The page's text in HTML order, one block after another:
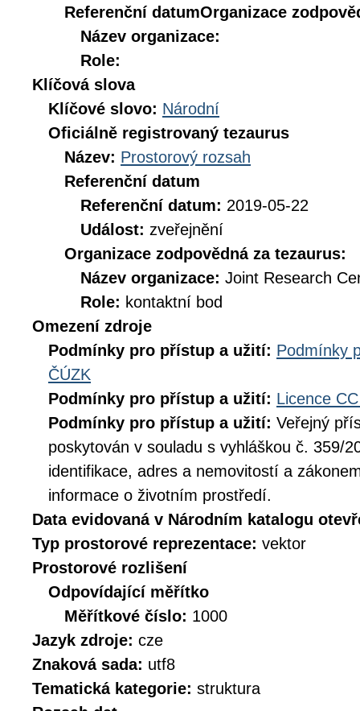
Referenční datumOrganizace
Název organizace:
Role:
Klíčová slova
Klíčové slovo: Národní
Oficiálně registrovaný tezaurus
Název: Prostorový rozsah
Referenční datum
Referenční datum: 2019-05-22
Událost: zveřejnění
Organizace zodpovědná za tezaurus:
Název organizace: Joint Research
Role: kontaktní bod
Omezení zdroje
Podmínky pro přístup a užití: Podmínky
ČÚZK
Podmínky pro přístup a užití: Licence
Podmínky pro přístup a užití: Veřejný
poskytován v souladu s vyhláškou č. 359/
identifikace, adres a nemovitostí a
informace o životním prostředí.
Data evidovaná v Národním katalogu
Typ prostorové reprezentace: vektor
Prostorové rozlišení
Odpovídající měřítko
Měřítkové číslo: 1000
Jazyk zdroje: cze
Znaková sada: utf8
Tematická kategorie: struktura